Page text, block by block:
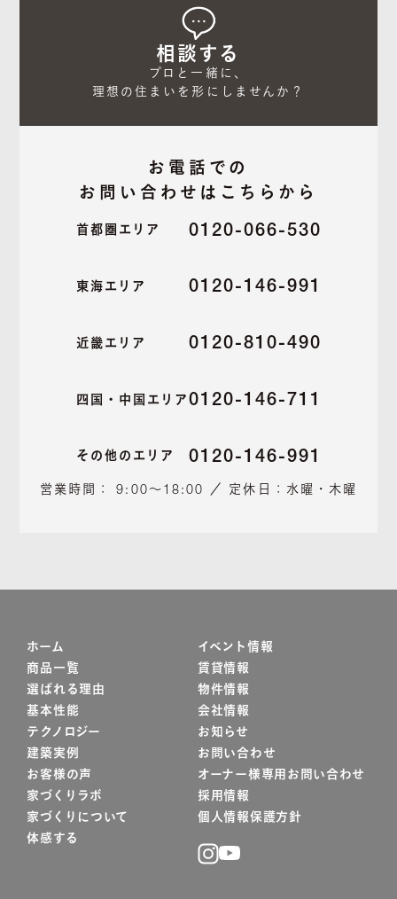
相談する
プロと一緒に、
理想の住まいを形にしませんか？
お電話での
お問い合わせはこちらから
首都圏エリア 0120-066-530
東海エリア 0120-146-991
近畿エリア 0120-810-490
四国・中国エリア 0120-146-711
その他のエリア 0120-146-991
営業時間： 9:00～18:00 ／ 定休日：水曜・木曜
ホーム
商品一覧
選ばれる理由
基本性能
テクノロジー
建築実例
お客様の声
家づくりラボ
家づくりについて
体感する
イベント情報
賃貸情報
物件情報
会社情報
お知らせ
お問い合わせ
オーナー様専用お問い合わせ
採用情報
個人情報保護方針